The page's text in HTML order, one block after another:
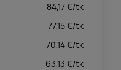
84,17€/tk
77,15€/tk
70,14€/tk
63,13 €/tk